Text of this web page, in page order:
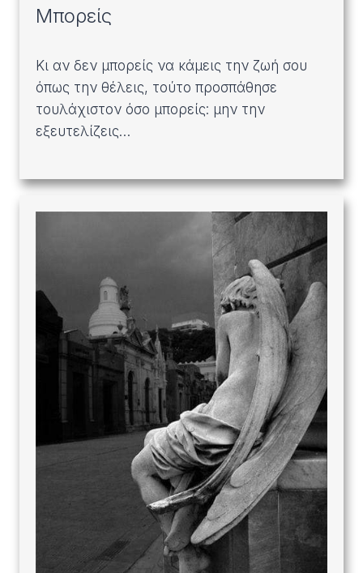
Μπορείς
Κι αν δεν μπορείς να κάμεις την ζωή σου
όπως την θέλεις, τούτο προσπάθησε
τουλάχιστον όσο μπορείς: μην την
εξευτελίζεις…